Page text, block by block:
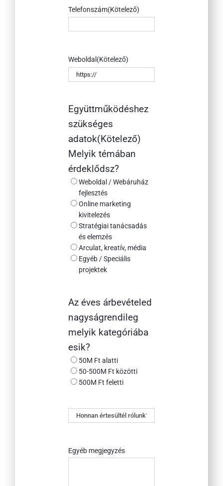
Telefonszám(Kötelező)
Weboldal (Kötelező)
Együttműködéshez
szükséges
adatok(Kötelező)
Melyik témában
érdeklődsz?
Weboldal / Webáruház
fejlesztés
Online marketing
kivitelezés
Stratégiai tanácsadás
és elemzés
Arculat, kreatív, média
Egyéb / Speciális
projektek
Az éves árbevételed
nagyságrendileg
melyik kategóriába
esik?
50M Ft alatti
50-500M Ft közötti
500M Ft feletti
Honnan
értesültél
Egyéb megjegyzés